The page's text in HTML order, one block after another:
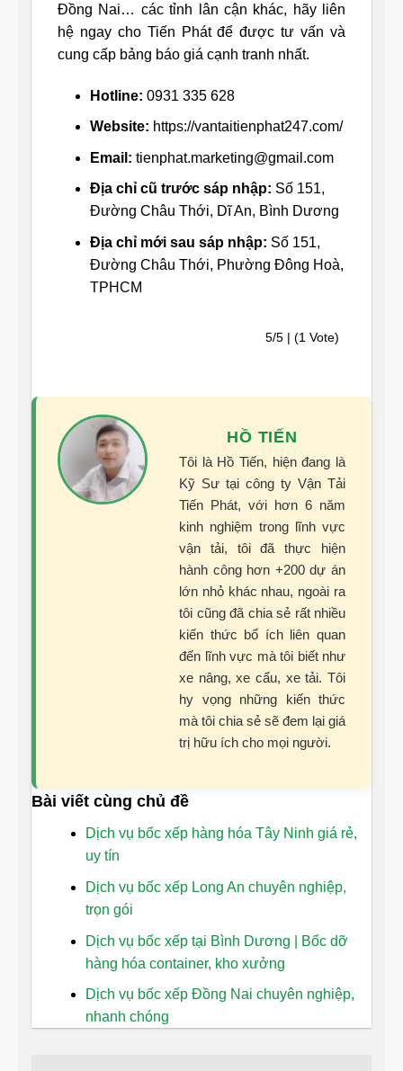
Đồng Nai… các tỉnh lân cận khác, hãy liên
hệ ngay cho Tiến Phát để được tư vấn và
cung cấp bảng báo giá cạnh tranh nhất.
Hotline: 0931 335 628
Website: https://vantaitienphat247.com/
Email: tienphat.marketing@gmail.com
Địa chỉ cũ trước sáp nhập: Số 151,
Đường Châu Thới, Dĩ An, Bình Dương
Địa chỉ mới sau sáp nhập: Số 151,
Đường Châu Thới, Phường Đông Hoà,
TPHCM
5/5 | (1 Vote)
HỒ TIẾN
Tôi là Hồ Tiến, hiện đang là
Kỹ Sư tại công ty Vận Tải
Tiến Phát, với hơn 6 năm
kinh nghiệm trong lĩnh vực
vận tải, tôi đã thực hiện
hành công hơn +200 dự án
lớn nhỏ khác nhau, ngoài ra
tôi cũng đã chia sẻ rất nhiều
kiến thức bổ ích liên quan
đến lĩnh vực mà tôi biết như
xe nâng, xe cẩu, xe tải. Tôi
hy vọng những kiến thức
mà tôi chia sẻ sẽ đem lại giá
trị hữu ích cho mọi người.
Bài viết cùng chủ đề
Dịch vụ bốc xếp hàng hóa Tây Ninh giá rẻ,
uy tín
Dịch vụ bốc xếp Long An chuyên nghiệp,
trọn gói
Dịch vụ bốc xếp tại Bình Dương | Bốc dỡ
hàng hóa container, kho xưởng
Dịch vụ bốc xếp Đồng Nai chuyên nghiệp,
nhanh chóng